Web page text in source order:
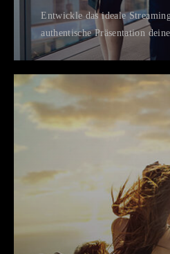
Entwickle das ideale
authentische Präsentation
Persönlichkeit.